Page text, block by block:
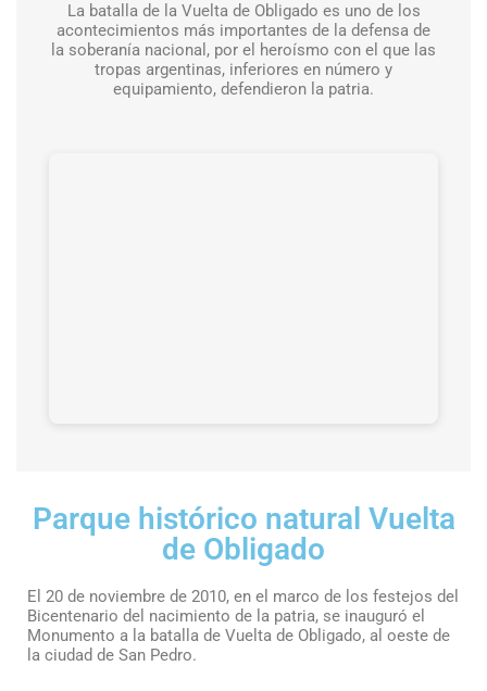
La batalla de la Vuelta de Obligado es uno de los
acontecimientos más importantes de la defensa de
la soberanía nacional, por el heroísmo con el que las
tropas argentinas, inferiores en número y
equipamiento, defendieron la patria.
Parque histórico natural Vuelta
de Obligado
El 20 de noviembre de 2010, en el marco de los festejos del
Bicentenario del nacimiento de la patria, se inauguró el
Monumento a la batalla de Vuelta de Obligado, al oeste de
la ciudad de San Pedro.